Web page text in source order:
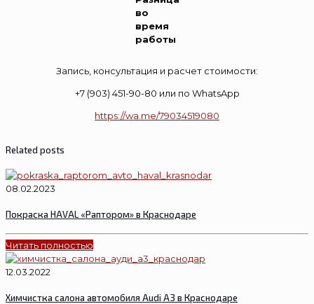
во
время
работы
Запись, консультация и расчет стоимости:
+7 (903) 451-90-80 или по WhatsApp
https://wa.me/79034519080
Related posts
08.02.2023
Покраска HAVAL «Раптором» в Краснодаре
Читать полностью
12.03.2022
Химчистка салона автомобиля Audi A3 в Краснодаре